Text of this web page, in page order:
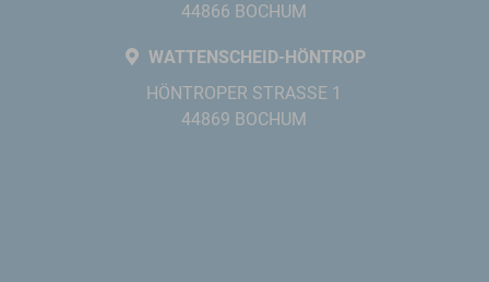
44866 BOCHUM
WATTENSCHEID-HÖNTROP
HÖNTROPER STRASSE 1
44869 BOCHUM